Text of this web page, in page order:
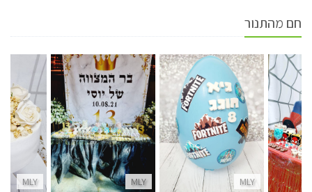
חם מהתנור
MLY
MLY
MLY